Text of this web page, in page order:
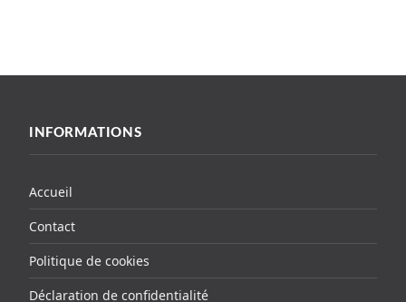
INFORMATIONS
Accueil
Contact
Politique de cookies
Déclaration de confidentialité